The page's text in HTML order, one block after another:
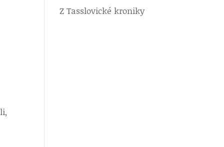
Z Tasslovické kroniky